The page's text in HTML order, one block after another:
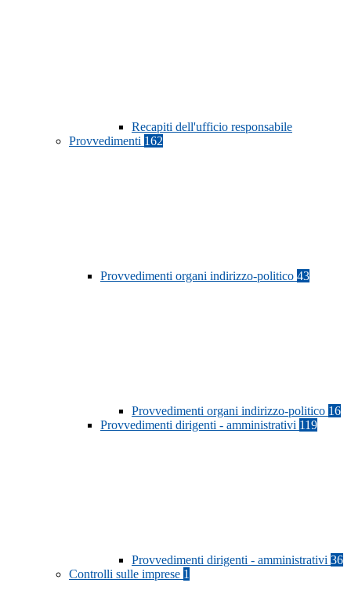
Recapiti dell'ufficio responsabile
Provvedimenti 162
Provvedimenti organi indirizzo-politico 43
Provvedimenti organi indirizzo-politico 16
Provvedimenti dirigenti - amministrativi 119
Provvedimenti dirigenti - amministrativi 36
Controlli sulle imprese 1